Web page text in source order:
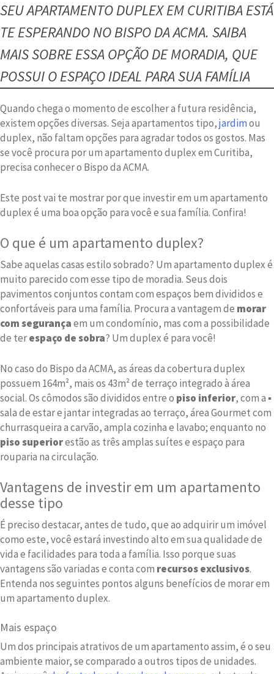
SEU APARTAMENTO DUPLEX EM CURITIBA ESTÁ
TE ESPERANDO NO BISPO DA ACMA. SAIBA
MAIS SOBRE ESSA OPÇÃO DE MORADIA, QUE
POSSUI O ESPAÇO IDEAL PARA SUA FAMÍLIA
Quando chega o momento de escolher a futura residência,
existem opções diversas. Seja apartamentos tipo,jardimou
duplex, não faltam opções para agradar todos os gostos. Mas
se você procura por um apartamento duplex em Curitiba,
precisa conhecer o Bispo da ACMA.
Este post vai te mostrar por que investir em um apartamento
duplex é uma boa opção para você e sua família. Confira!
O que é um apartamento duplex?
Sabe aquelas casas estilo sobrado? Um apartamento duplex é
muito parecido com esse tipo de moradia. Seus dois
pavimentos conjuntos contam com espaços bem divididos e
confortáveis para uma família. Procura a vantagem de morar
com segurançaem um condomínio, mas com a possibilidade
de terespaço de sobra? Um duplex é para você!
No caso do Bispo da ACMA, as áreas da cobertura duplex
possuem 164m², mais os 43m² de terraço integrado à área
social. Os cômodos são divididos entre o piso inferior, com a ▪
sala de estar e jantar integradas ao terraço, área Gourmet com
churrasqueira a carvão, ampla cozinha e lavabo; enquanto no
piso superiorestão as três amplas suítes e espaço para
rouparia na circulação.
Vantagens de investir em um apartamento
desse tipo
É preciso destacar, antes de tudo, que ao adquirir um imóvel
como este, você estará investindo alto em sua qualidade de
vida e facilidades para toda a família. Isso porque suas
vantagens são variadas e conta com recursos exclusivos.
Entenda nos seguintes pontos alguns benefícios de morar em
um apartamento duplex.
Mais espaço
Um dos principais atrativos de um apartamento assim, é o seu
ambiente maior, se comparado a outros tipos de unidades.